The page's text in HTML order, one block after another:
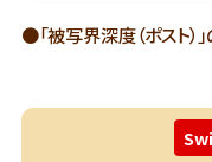
●「被写界深度（ポスト）